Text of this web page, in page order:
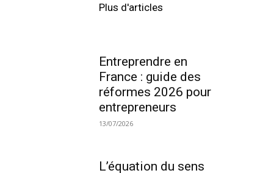
Plus d'articles
Entreprendre en
France : guide des
réformes 2026 pour
entrepreneurs
13/07/2026
L’équation du sens